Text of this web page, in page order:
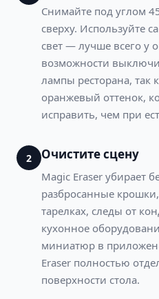
Снимайте под углом
сверху. Используйте
свет — лучше всего у
возможности
лампы ресторана, так
оранжевый оттенок,
исправить, чем при
2 Очистите сцену
Magic Eraser убирает
разбросанные
тарелках, следы от
кухонное
миниатюр в
Eraser полностью
поверхности стола.